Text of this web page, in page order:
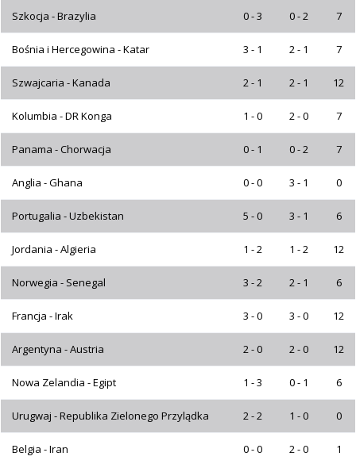
Szkocja - Brazylia 0 - 3 0 - 2 7
Bośnia i Hercegowina - Katar 3 - 1 2 - 1 7
Szwajcaria - Kanada 2 - 1 2 - 1 12
Kolumbia - DR Konga 1 - 0 2 - 0 7
Panama - Chorwacja 0 - 1 0 - 2 7
Anglia - Ghana 0 - 0 3 - 1 0
Portugalia - Uzbekistan 5 - 0 3 - 1 6
Jordania - Algieria 1 - 2 1 - 2 12
Norwegia - Senegal 3 - 2 2 - 1 6
Francja - Irak 3 - 0 3 - 0 12
Argentyna - Austria 2 - 0 2 - 0 12
Nowa Zelandia - Egipt 1 - 3 0 - 1 6
Urugwaj - Republika Zielonego Przylądka 2 - 2 1 - 0 0
Belgia - Iran 0 - 0 2 - 0 1